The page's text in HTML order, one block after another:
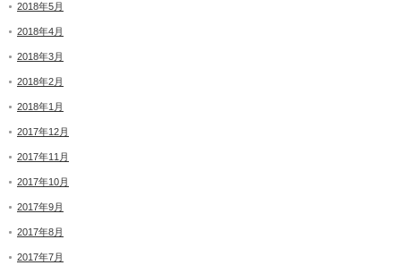
2018年5月
2018年4月
2018年3月
2018年2月
2018年1月
2017年12月
2017年11月
2017年10月
2017年9月
2017年8月
2017年7月